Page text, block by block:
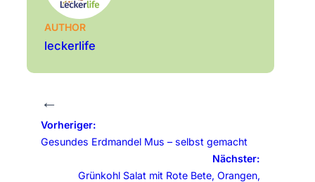
AUTHOR
leckerlife
←
Vorheriger:
Gesundes Erdmandel Mus – selbst gemacht
Nächster:
Grünkohl Salat mit Rote Bete, Orangen,